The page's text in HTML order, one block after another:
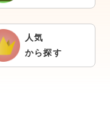
人気
から探す